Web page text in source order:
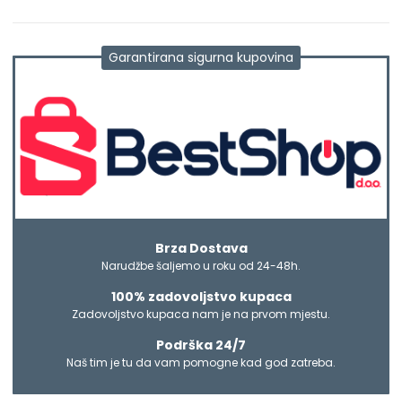
Garantirana sigurna kupovina
Brza Dostava
Narudžbe šaljemo u roku od 24-48h.
100% zadovoljstvo kupaca
Zadovoljstvo kupaca nam je na prvom mjestu.
Podrška 24/7
Naš tim je tu da vam pomogne kad god zatreba.